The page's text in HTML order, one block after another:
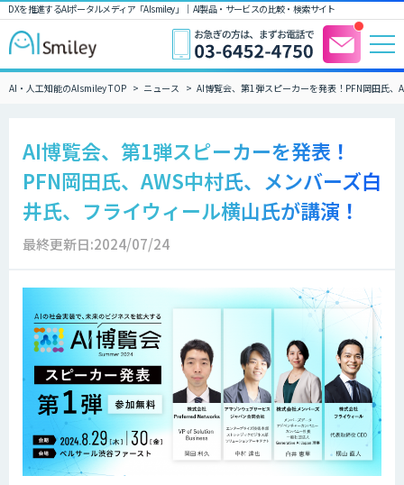
DXを推進するAIポータルメディア「AIsmiley」｜ AI製品・サービスの比較・検索サイト
AI・人工知能のAIsmiley TOP ニュース AI博覧会、第1弾スピーカーを発表！PFN岡田氏
AI博覧会、第1弾スピーカーを発表！
PFN岡田氏、AWS中村氏、メンバーズ白
井氏、フライウィール横山氏が講演！
最終更新日:2024/07/24